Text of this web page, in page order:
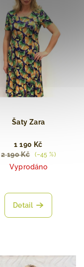
Šaty Zara
1 190 Kč
2 190 Kč
(–45 %)
Vyprodáno
Detail